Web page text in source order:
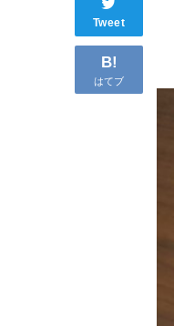
Tweet
B!
はてブ